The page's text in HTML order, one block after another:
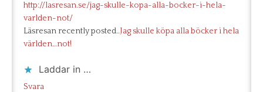
http://lasresan.se/jag-skulle-kopa-alla-bocker-i-hela-
varlden-not/
Läsresan recently posted..Jag skulle köpa alla böcker i hela
världen…not!
Laddar in …
Svara